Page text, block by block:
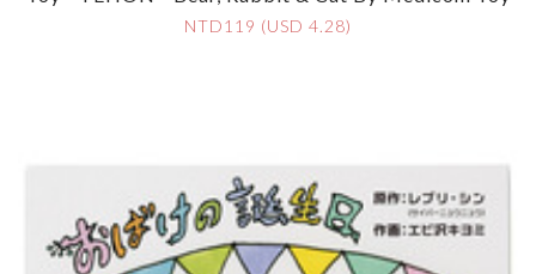
NTD119 (USD 4.28)